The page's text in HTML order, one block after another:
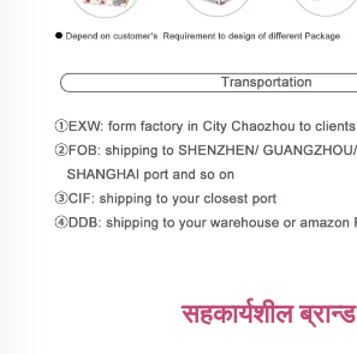
सहकार्यशील ब्रान्ड